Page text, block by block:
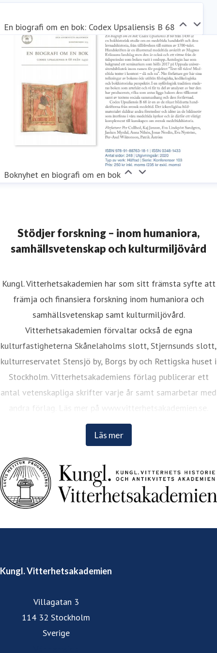
En biografi om en bok: Codex Upsaliensis B 68
Boknyhet en biografi om en bok
Stödjer forskning – inom humaniora,
samhällsvetenskap och kulturmiljövård
Läs mer
Kungl. Vitterhetsakademien har som sitt främsta syfte att
främja och finansiera forskning inom humaniora och
samhällsvetenskap samt kulturmiljövård.
Vitterhetsakademien förvaltar också de egna
kulturfastigheterna Skånelaholms slott, Stjernsunds slott,
kulturreservatet Stensjö by, Borgs by och Rettigska huset i
Stockholm. Vitterhetsakademiens förlag publicerar ett
antal vetenskapliga skrifter varje år samt samarbetar med
andra förlag. Läs mer på www.vitterhetsakademien.se.
Kungl. Vitterhetsakademien
Villagatan 3
114 32 Stockholm
Sverige